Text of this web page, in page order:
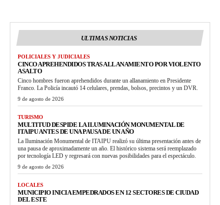
ULTIMAS NOTICIAS
POLICIALES Y JUDICIALES
CINCO APREHENDIDOS TRAS ALLANAMIENTO POR VIOLENTO
ASALTO
Cinco hombres fueron aprehendidos durante un allanamiento en Presidente
Franco. La Policía incautó 14 celulares, prendas, bolsos, precintos y un DVR.
9 de agosto de 2026
TURISMO
MULTITUD DESPIDE LA ILUMINACIÓN MONUMENTAL DE
ITAIPU ANTES DE UNA PAUSA DE UN AÑO
La Iluminación Monumental de ITAIPU realizó su última presentación antes de
una pausa de aproximadamente un año. El histórico sistema será reemplazado
por tecnología LED y regresará con nuevas posibilidades para el espectáculo.
9 de agosto de 2026
LOCALES
MUNICIPIO INICIA EMPEDRADOS EN 12 SECTORES DE CIUDAD
DEL ESTE